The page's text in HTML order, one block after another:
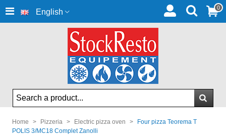
English 0
Home > Pizzeria > Electric pizza oven >
Four pizza Teorema T
POLIS 3/MC18 Complet Zanolli